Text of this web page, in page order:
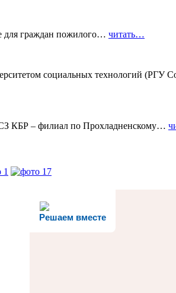
граждан пожилого… читать…
социальных технологий (РГУ
КБР – филиал по Прохладненскому…
Решаем вместе